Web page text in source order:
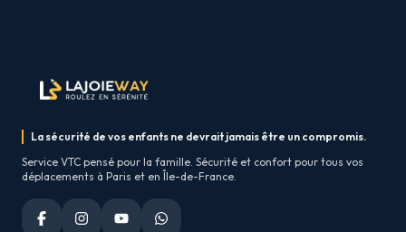
La sécurité de vos enfants ne devrait jamais être un compromis.
Service VTC pensé pour la famille. Sécurité et confort pour tous vos
déplacements à Paris et en Île-de-France.